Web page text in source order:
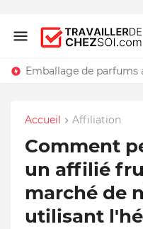
Accueil Affiliation
Comment
un affilié
marché de
utilisant